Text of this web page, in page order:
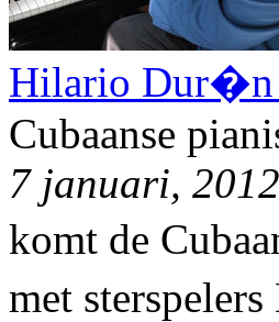
Hilario Dur�n
Cubaanse
7 januari, 2012
komt de
met